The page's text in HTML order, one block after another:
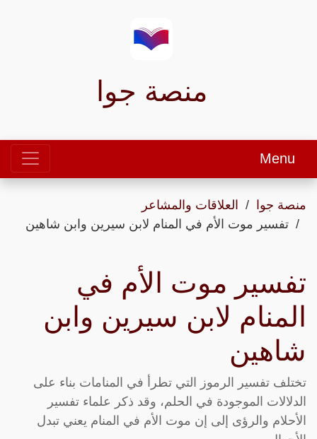
منصة جوا
Menu
منصة جوا
العلاقات والمشاعر
تفسير موت الأم في المنام لابن سيرين وابن شاهين
تفسير موت الأم في
المنام لابن سيرين وابن
شاهين
تختلف تفسير الرموز التي تطرأ في المنامات بناء على
الدلالات الموجودة في الحلم، وقد ذكر علماء تفسير
الأحلام والرؤى إلى إن موت الأم في المنام يعني تبدل